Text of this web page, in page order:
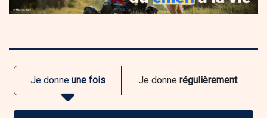
Je donne une fois Je donne régulièrement